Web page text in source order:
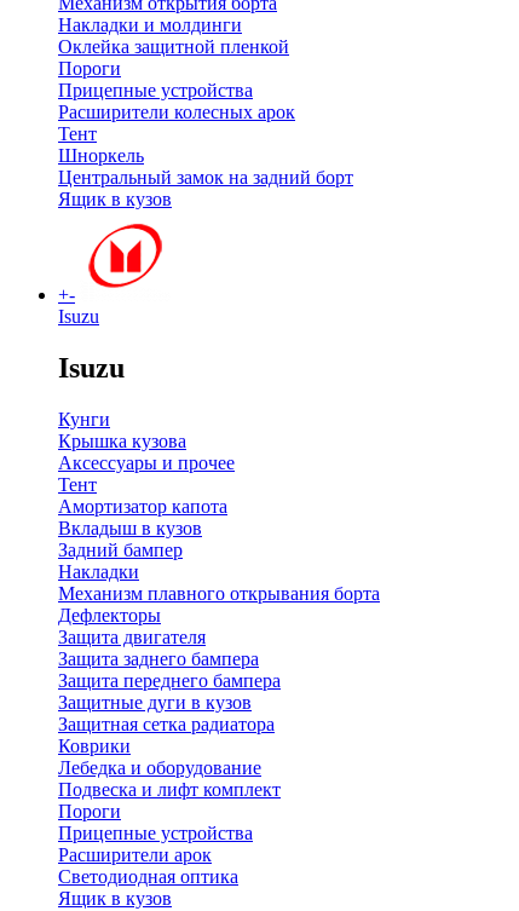
Накладки и молдинги
Оклейка защитной пленкой
Пороги
Прицепные устройства
Расширители колесных арок
Тент
Шноркель
Центральный замок на задний борт
Ящик в кузов
+-
Isuzu
Isuzu
Кунги
Крышка кузова
Аксессуары и прочее
Тент
Амортизатор капота
Вкладыш в кузов
Задний бампер
Накладки
Механизм плавного открывания борта
Дефлекторы
Защита двигателя
Защита заднего бампера
Защита переднего бампера
Защитные дуги в кузов
Защитная сетка радиатора
Коврики
Лебедка и оборудование
Подвеска и лифт комплект
Пороги
Прицепные устройства
Расширители арок
Светодиодная оптика
Ящик в кузов